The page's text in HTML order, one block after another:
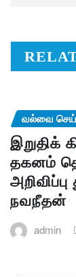
வல்வை
இறுதிக்
தகனம்
நவநீதன்
admin